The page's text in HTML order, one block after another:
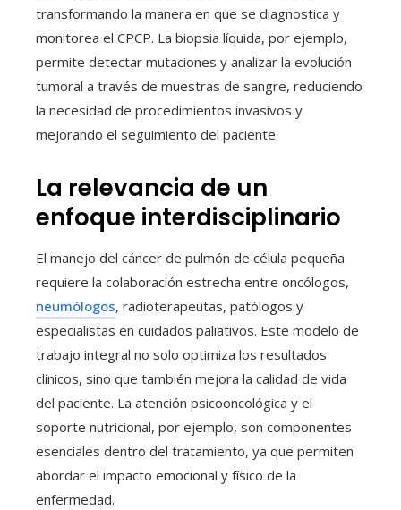
transformando la manera en que se diagnostica y
monitorea el CPCP. La biopsia líquida, por ejemplo,
permite detectar mutaciones y analizar la evolución
tumoral a través de muestras de sangre, reduciendo
la necesidad de procedimientos invasivos y
mejorando el seguimiento del paciente.
La relevancia de un
enfoque interdisciplinario
El manejo del cáncer de pulmón de célula pequeña
requiere la colaboración estrecha entre oncólogos,
neumólogos, radioterapeutas, patólogos y
especialistas en cuidados paliativos. Este modelo de
trabajo integral no solo optimiza los resultados
clínicos, sino que también mejora la calidad de vida
del paciente. La atención psicooncológica y el
soporte nutricional, por ejemplo, son componentes
esenciales dentro del tratamiento, ya que permiten
abordar el impacto emocional y físico de la
enfermedad.